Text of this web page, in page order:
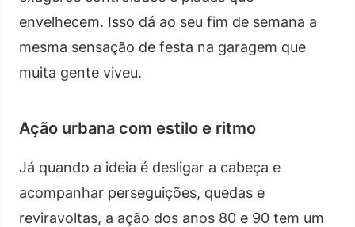
envelhecem. Isso dá ao seu fim de semana a
mesma sensação de festa na garagem que
muita gente viveu.
Ação urbana com estilo e ritmo
Já quando a ideia é desligar a cabeça e
acompanhar perseguições, quedas e
reviravoltas, a ação dos anos 80 e 90 tem um